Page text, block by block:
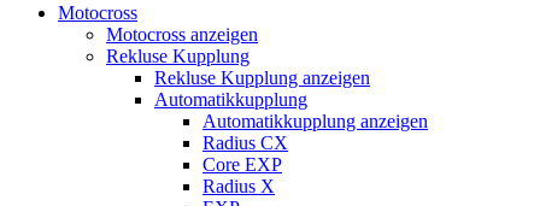
Motocross
Motocross anzeigen
Rekluse Kupplung
Rekluse Kupplung anzeigen
Automatikkupplung
Automatikkupplung anzeigen
Radius CX
Core EXP
Radius X